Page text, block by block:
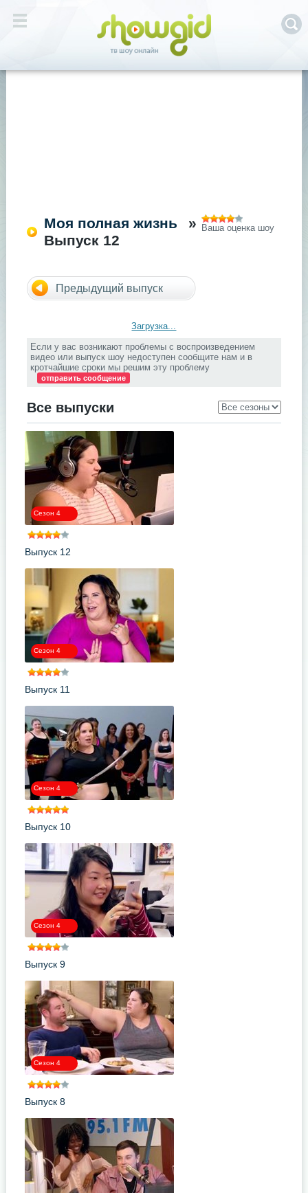
Моя полная жизнь
»
Выпуск 12
Ваша оценка шоу
Предыдущий выпуск
Загрузка...
Если у вас возникают проблемы с воспроизведением
видео или выпуск шоу недоступен сообщите нам и в
кротчайшие сроки мы решим эту проблему
отправить сообщение
Все выпуски
Сезон 4
Выпуск 12
Сезон 4
Выпуск 11
Сезон 4
Выпуск 10
Сезон 4
Выпуск 9
Сезон 4
Выпуск 8